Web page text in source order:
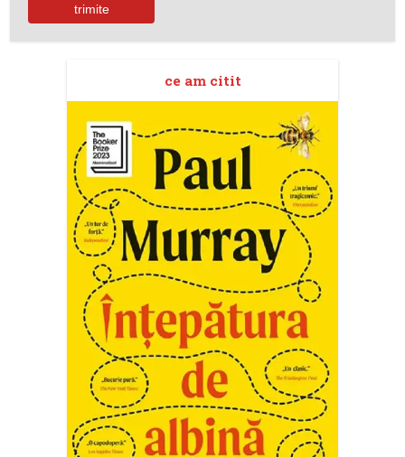
ce am citit